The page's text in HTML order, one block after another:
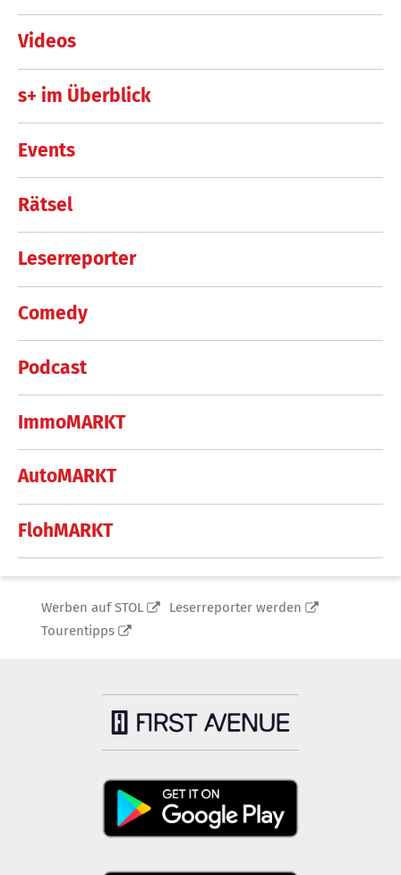
Videos
s+ im Überblick
Events
Rätsel
Leserreporter
Comedy
Podcast
ImmoMARKT
AutoMARKT
FlohMARKT
Werben auf STOL
Leserreporter werden
Tourentipps